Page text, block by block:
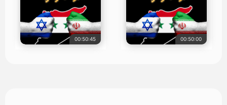
00:50:00
00:50:45